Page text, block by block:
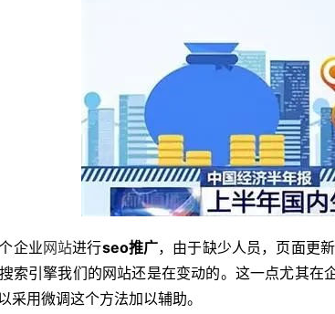
企业网站进行seo推广，由于缺少人员，页面更
索引擎我们的网站还是在变动的。这一点尤其
采用微调这个方法加以辅助。